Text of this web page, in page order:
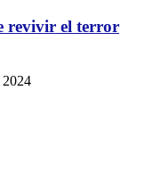
revivir el terror
2024